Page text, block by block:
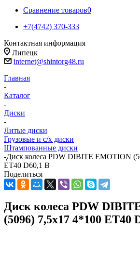
Сравнение товаров0
+7(4742) 370-333
Контактная информация
Липецк
internet@shintorg48.ru
Главная
-
Каталог
-
Диски
-
Литые диски
Грузовые и с/х диски
Штампованные диски
-Диск колеса PDW DIBITE EMOTION
ET40 D60,1 B
Поделиться
Диск колеса PDW
(5096) 7,5x17 4*100 ET40